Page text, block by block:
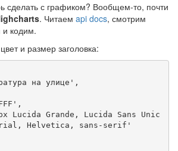
сделать с графиком? Вообщем-то, почти
. Читаем api docs, смотрим
и кодим.
и размер заголовка:
Helvetica, sans-serif'